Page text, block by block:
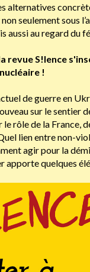
alternatives
seulement sous
aussi au regard du
revue S!lence
!
de guerre en
sur le sentier
rôle de la France,
lien entre non-
agir pour la
apporte quelques